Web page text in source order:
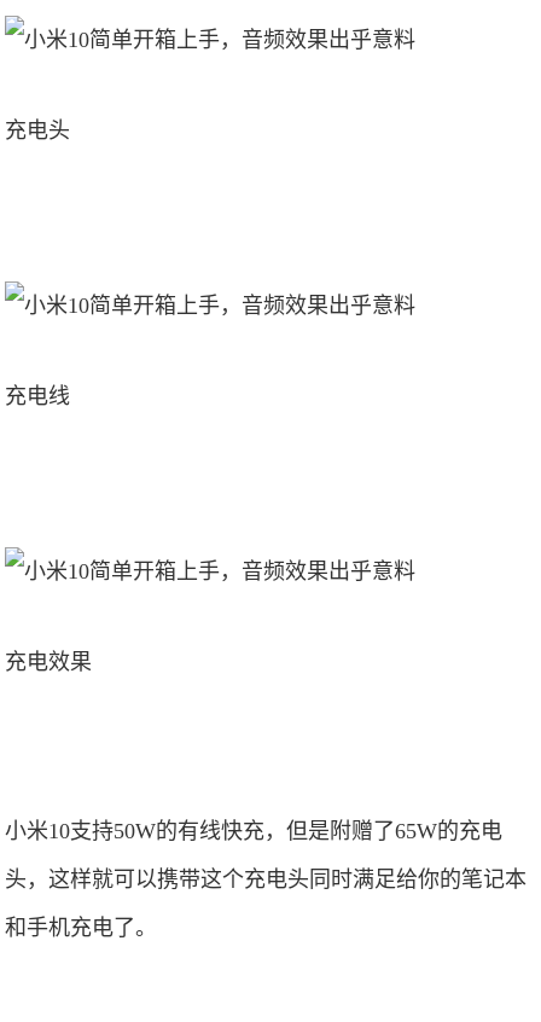
充电头
充电线
充电效果
小米10支持50W的有线快充，但是附赠了65W的充电
头，这样就可以携带这个充电头同时满足给你的笔记本
和手机充电了。